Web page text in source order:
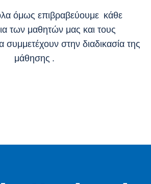
όμως επιβραβεύουμε κάθε
των μαθητών μας και τους
στην διαδικασία της
μάθησης .